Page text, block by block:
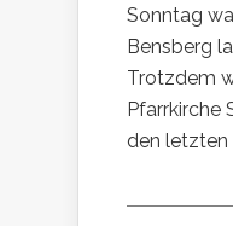
Sonntag
Bensberg
Trotzdem
Pfarrkirche
den letzten